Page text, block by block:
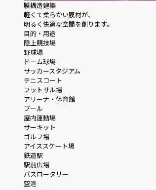
膜構造建築
軽くて柔らかい膜材が、
明るく快適な空間を創ります。
目的・用途
陸上競技場
野球場
ドーム球場
サッカースタジアム
テニスコート
フットサル場
アリーナ・体育館
プール
屋内運動場
サーキット
ゴルフ場
アイススケート場
鉄道駅
駅前広場
バスロータリー
空港